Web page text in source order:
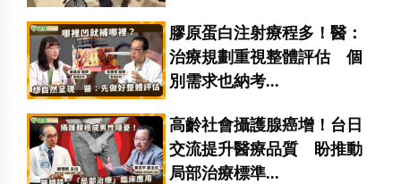
膠原蛋白注射療程多！醫：
治療規劃重視整體評估 個
別需求也納考...
高齡社會攝護腺癌增！台日
交流提升醫療品質 盼推動
局部治療標準...